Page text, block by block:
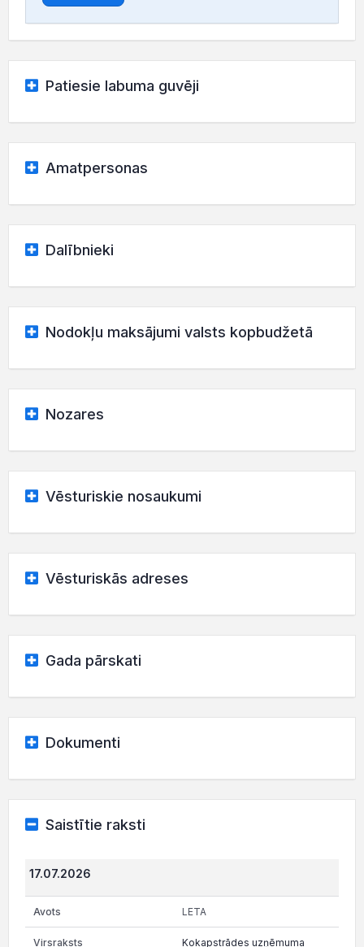
Patiesie labuma guvēji
Amatpersonas
Dalībnieki
Nodokļu maksājumi valsts kopbudžetā
Nozares
Vēsturiskie nosaukumi
Vēsturiskās adreses
Gada pārskati
Dokumenti
Saistītie raksti
17.07.2026
LETA
Kokapstrādes uzņēmuma